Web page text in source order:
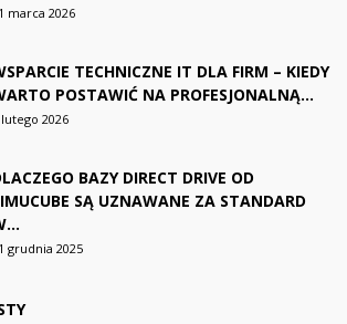
marca 2026
TECHNICZNE IT DLA FIRM – KIEDY
POSTAWIĆ NA PROFESJONALNĄ...
lutego 2026
BAZY DIRECT DRIVE OD
SĄ UZNAWANE ZA STANDARD
grudnia 2025